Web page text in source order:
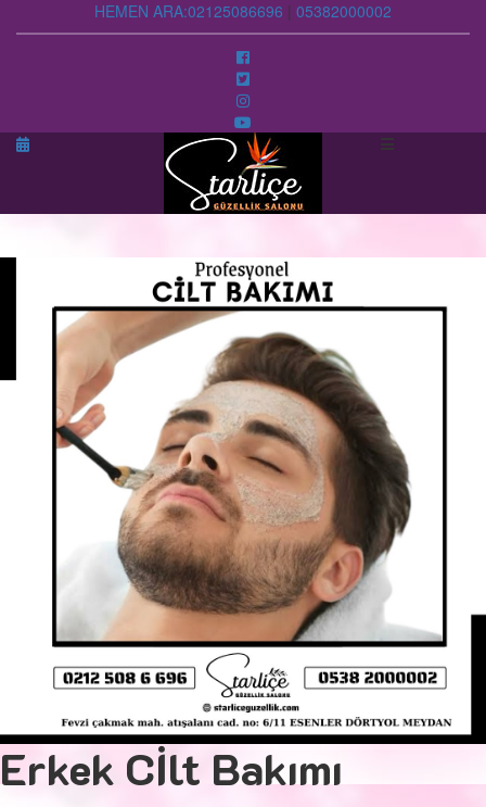
HEMEN ARA:02125086696 | 05382000002
Erkek Cİlt Bakımı